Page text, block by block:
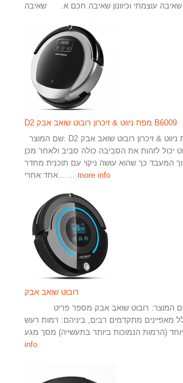
D2 מפת ניווט & זיכרון רובוט שואב אבק B6009
1. הרובוט יכול לזהות את הסביבה כולה סביב ולאחר מכן
המעבד כך שהוא עושה ניקוי עם תוכנית מחדר
... more info
רובוט שואב אבק
מאפיינים מתקדמים רבים, ביניהם: רמות רעש
info